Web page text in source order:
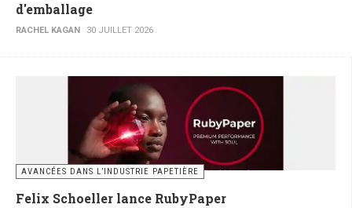
d'emballage
RACHEL KAGAN 30 JUILLET 2026
AVANCÉES DANS L’INDUSTRIE PAPETIÈRE
Felix Schoeller lance RubyPaper